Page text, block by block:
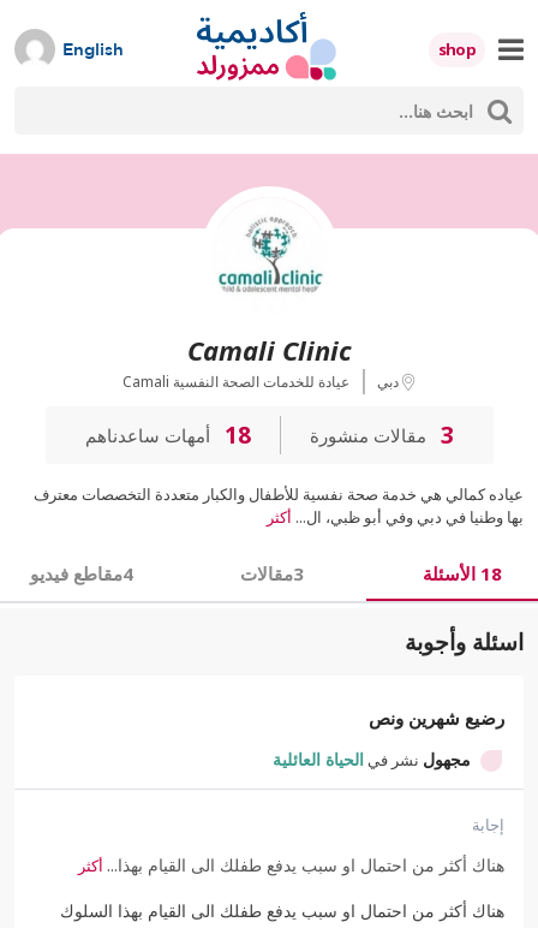
to
content
shop
English
Camali Clinic
Camali عيادة للخدمات الصحة النفسية دبي
عياده كمالي هي خدمة صحة نفسية للأطفال والكبار متعددة التخصصات معترف
بها وطنيا في دبي وفي أبو ظبي، ال... أكثر
18 أمهات ساعدناهم 3 مقالات منشورة
18 الأسئلة 3مقالات 4مقاطع فيديو
اسئلة وأجوبة
رضيع شهرين ونص
مجهول نشر في الحياة العائلية
إجابة
هناك أكثر من احتمال او سبب يدفع طفلك الى القيام بهذا... أكثر
هناك أكثر من احتمال او سبب يدفع طفلك الى القيام بهذا السلوك